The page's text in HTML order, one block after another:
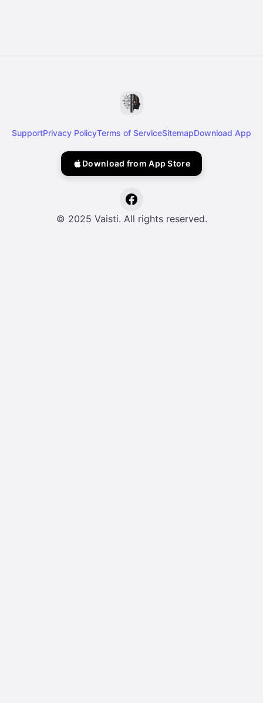
SupportPrivacy PolicyTerms of ServiceSitemapDownload App
Download from App Store
© 2025 Vaisti. All rights reserved.